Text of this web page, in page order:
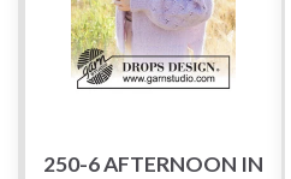
250-6 AFTERNOON IN